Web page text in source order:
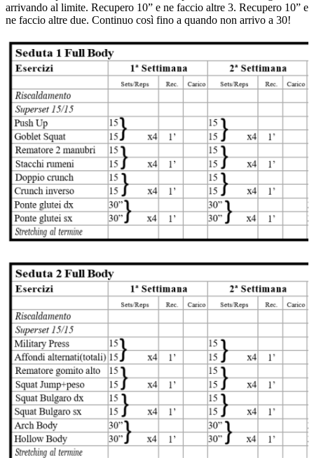
arrivando al limite. Recupero 10” e ne faccio altre 3. Recupero 10” e
ne faccio altre due. Continuo così fino a quando non arrivo a 30!